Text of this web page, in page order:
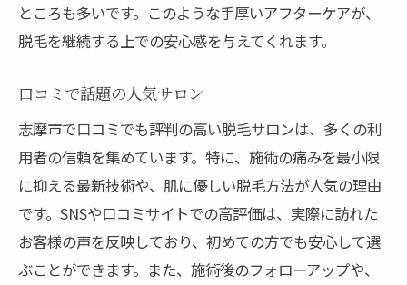
ところも多いです。このような手厚いアフターケアが、
脱毛を継続する上での安心感を与えてくれます。
口コミで話題の人気サロン
志摩市で口コミでも評判の高い脱毛サロンは、多くの利
用者の信頼を集めています。特に、施術の痛みを最小限
に抑える最新技術や、肌に優しい脱毛方法が人気の理由
です。SNSや口コミサイトでの高評価は、実際に訪れた
お客様の声を反映しており、初めての方でも安心して選
ぶことができます。また、施術後のフォローアップや、